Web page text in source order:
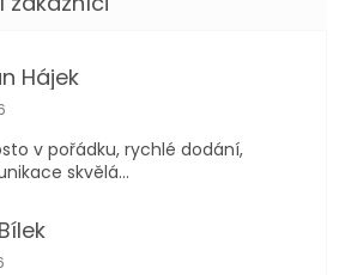
Hájek
obchodu je 5 z 5 hvězdiček.
v pořádku, rychlé dodání,
skvělá...
obchodu je 5 z 5 hvězdiček.